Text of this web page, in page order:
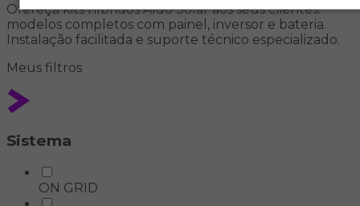
Ofereça kits híbridos Aldo Solar aos seus clientes:
modelos completos com painel, inversor e bateria.
Instalação facilitada e suporte técnico especializado.
Meus filtros
Sistema
ON GRID